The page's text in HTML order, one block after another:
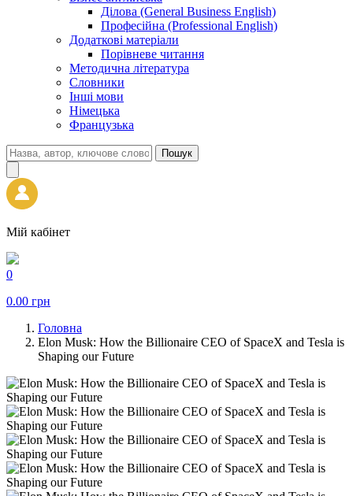
Ділова (General Business English)
Професійна (Professional English)
Додаткові матеріали
Порівневе читання
Методична література
Словники
Інші мови
Німецька
Французька
Пошук
Мій кабінет
0
0.00 грн
Головна
Elon Musk: How the Billionaire CEO of SpaceX and Tesla is
Shaping our Future